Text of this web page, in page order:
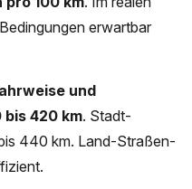
erwartbar
und
bis 420 km. Stadt-
440 km. Land-Straßen-